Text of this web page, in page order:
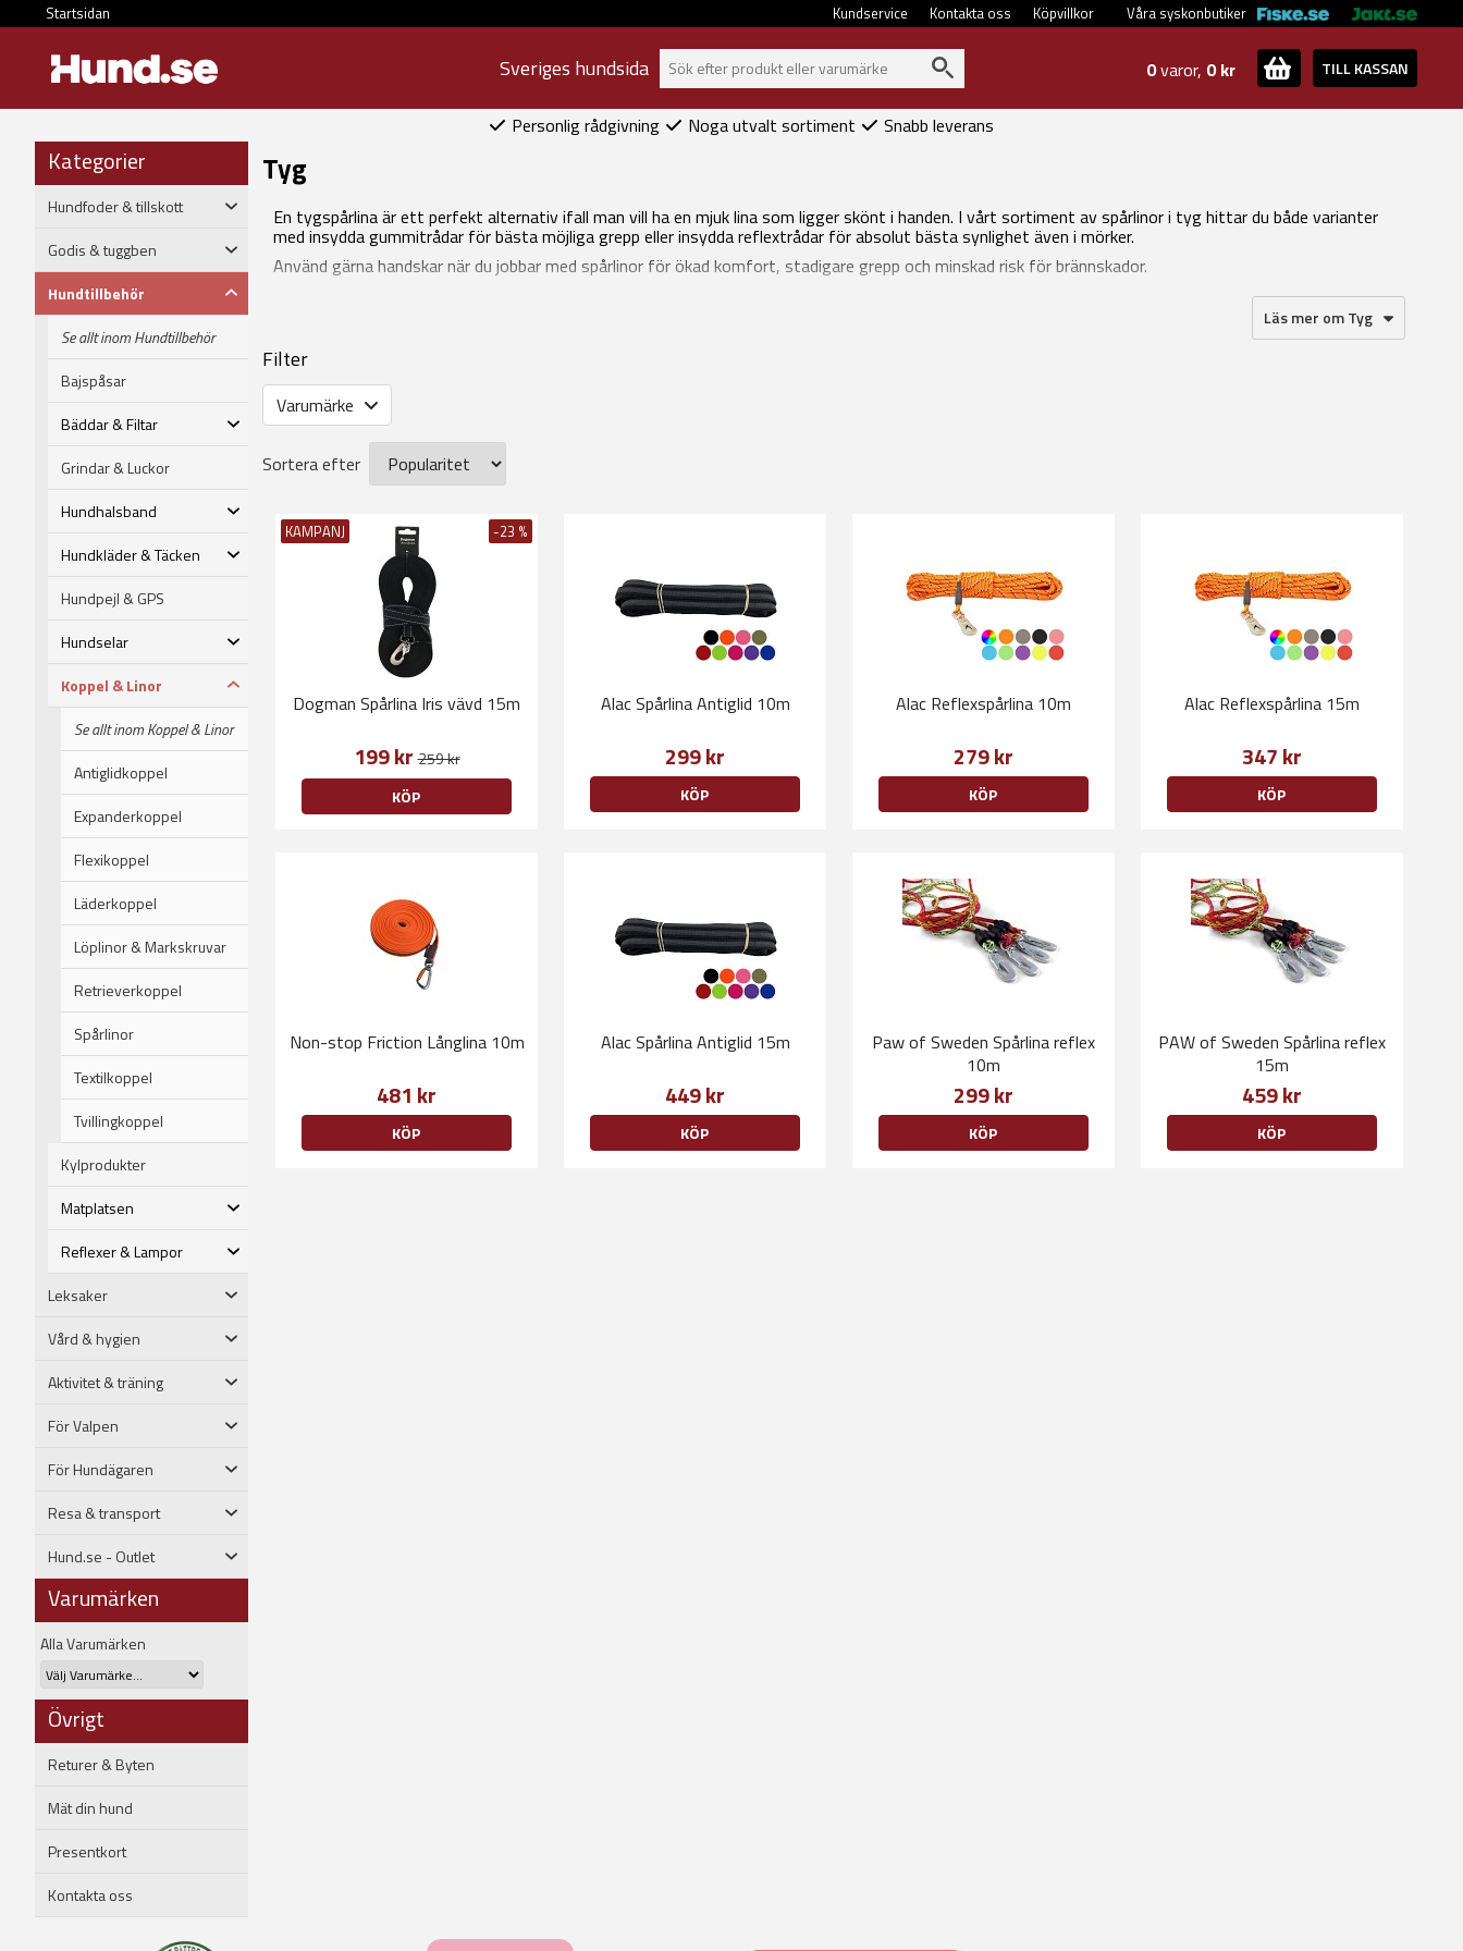
Startsidan Våra syskonbutiker
Köpvillkor
Kontakta oss
Kundservice
Sveriges hundsida 0varor, 0 kr TILL KASSAN
Personlig rådgivning Noga utvalt sortiment Snabb leverans
Kategorier
Hundfoder & tillskott
Godis & tuggben
Hundtillbehör
Se allt inom Hundtillbehör
Bajspåsar
Bäddar & Filtar
Grindar & Luckor
Hundhalsband
Hundkläder & Täcken
Hundpejl & GPS
Hundselar
Koppel & Linor
Se allt inom Koppel & Linor
Antiglidkoppel
Expanderkoppel
Flexikoppel
Läderkoppel
Löplinor & Markskruvar
Retrieverkoppel
Spårlinor
Textilkoppel
Tvillingkoppel
Kylprodukter
Matplatsen
Reflexer & Lampor
Leksaker
Vård & hygien
Aktivitet & träning
För Valpen
För Hundägaren
Resa & transport
Hund.se - Outlet
Varumärken
Alla Varumärken
Övrigt
Returer & Byten
Mät din hund
Presentkort
Kontakta oss
Tyg
En tygspårlina är ett perfekt alternativ ifall man vill ha en mjuk lina som ligger skönt i handen. I vårt sortiment av spårlinor i tyg hittar du både varianter
med insydda gummitrådar för bästa möjliga grepp eller insydda reflextrådar för absolut bästa synlighet även i mörker.
Använd gärna handskar när du jobbar med spårlinor för ökad komfort, stadigare grepp och minskad risk för brännskador.
Läs mer om Tyg
Filter
Varumärke
Sortera efter
KAMPANJ -23 %
Dogman Spårlina Iris vävd 15m
199 kr259 kr
KÖP
Alac Spårlina Antiglid 10m
299 kr
KÖP
Alac Reflexspårlina 10m
279 kr
KÖP
Alac Reflexspårlina 15m
347 kr
KÖP
Non-stop Friction Långlina 10m
481 kr
KÖP
Alac Spårlina Antiglid 15m
449 kr
KÖP
Paw of Sweden Spårlina reflex
10m
299 kr
KÖP
PAW of Sweden Spårlina reflex
15m
459 kr
KÖP